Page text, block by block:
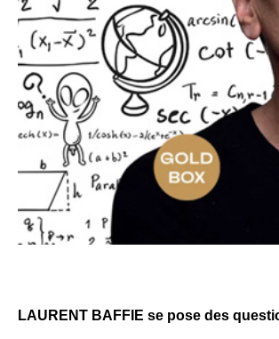
LAURENT BAFFIE se pose des